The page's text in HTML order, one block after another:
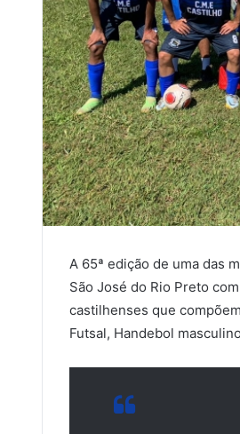
A 65ª edição de uma das
São José do Rio Preto
castilhenses que
Futsal, Handebol